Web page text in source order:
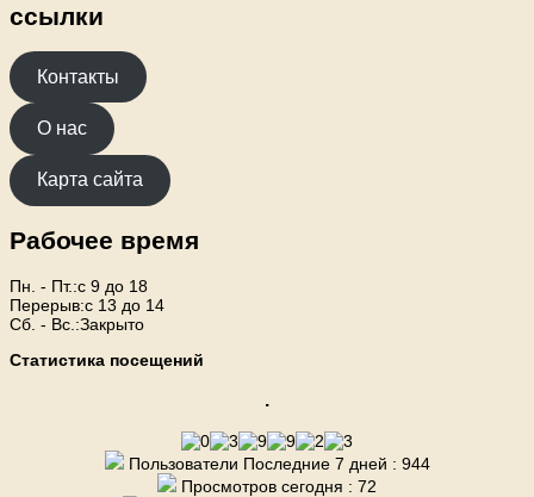
ссылки
Контакты
О нас
Карта сайта
Рабочее время
Пн. - Пт.:с 9 до 18
Перерыв:с 13 до 14
Сб. - Вс.:Закрыто
Статистика посещений
.
Пользователи Последние 7 дней : 944
Просмотров сегодня : 72